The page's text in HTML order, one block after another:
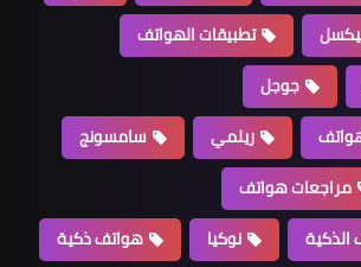
تطبيقات الهواتف
جوجل
ريلمي
سامسونج
مراجعات هواتف
الذكية
نوكيا هواتف ذكية